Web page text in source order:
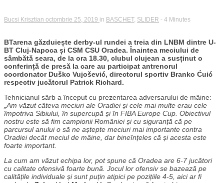
Bucsi Krisztian octombrie 25, 2019 in BASCHET, SLIDER - 4 Minutes
BTarena găzduiește derby-ul rundei a treia din LNBM dintre U-
BT Cluj-Napoca și CSM CSU Oradea. Înaintea meciului de
sâmbătă seara, de la ora 18.30, clubul clujean a susținut o
conferință de presă la care au participat antrenorul
coordonator Duško Vujošević, directorul sportiv Branko Ćuić
respectiv jucătorul Patrick Richard.
Tehnicianul sârb a început cu prezentarea adversarului de mâine:
„Am văzut câteva meciuri ale Oradiei și cele mai multe erau cele
împotriva Sibiului, în supercupă și în FIBA Europe Cup. Obiectivul
nostru este să fim campionii României și cu siguranță că pe
parcursul anului o să ne aștepte meciuri mai importante contra
Oradiei decât meciul de mâine, dar bineînțeles că și acesta este
foarte important.
La cum am văzut echipa lor, pot spune că Oradea are 6-7 jucători
cu calitate ofensivă foarte bună. Jocul lor ofensiv se bazează pe
calitățile individuale și sunt puțin atipici pe pozițiile 4-5, aici ar fi